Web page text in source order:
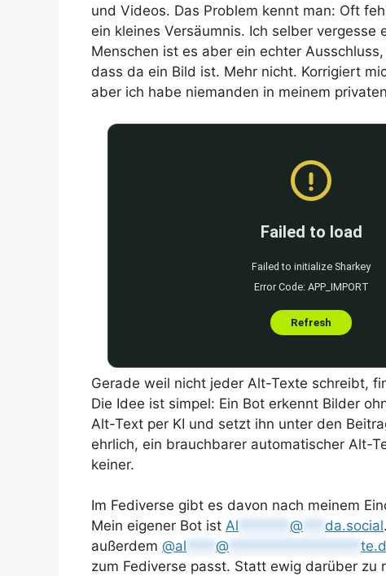
und Videos. Das Problem kennt man: Oft
ein kleines Versäumnis. Ich selber
Menschen ist es aber ein echter
dass da ein Bild ist. Mehr nicht. Korrigiert
aber ich habe niemanden in meinem
Gerade weil nicht jeder Alt-Texte schreibt,
Die Idee ist simpel: Ein Bot erkennt Bilder
Alt-Text per KI und setzt ihn unter den
ehrlich, ein brauchbarer automatischer Alt-
keiner.
Im Fediverse gibt es davon nach meinem
Mein eigener Bot ist Al @ da.social
außerdem @al @
zum Fediverse passt. Statt ewig darüber